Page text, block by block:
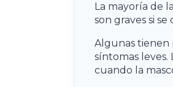
La mayoría de
son graves si
Algunas tienen
síntomas
cuando la